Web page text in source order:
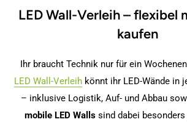
LED Wall-Verleih – flexibel
kaufen
Ihr braucht Technik nur für ein
LED Wall-Verleih könnt ihr LED-Wände in
– inklusive Logistik, Auf- und Abbau
mobile LED Wallssind dabei besonders